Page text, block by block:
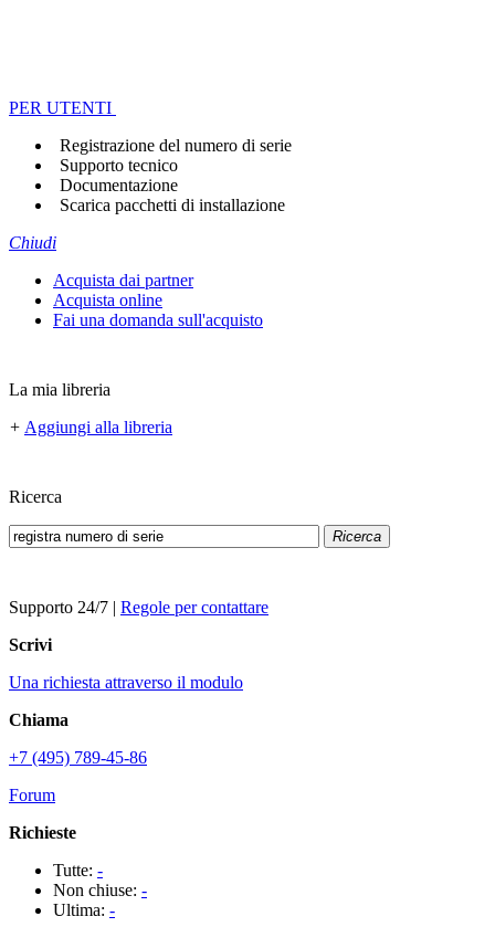
PER UTENTI
Registrazione del numero di serie
Supporto tecnico
Documentazione
Scarica pacchetti di installazione
Chiudi
Acquista dai partner
Acquista online
Fai una domanda sull'acquisto
La mia libreria
+ Aggiungi alla libreria
Ricerca
Ricerca
Supporto 24/7 | Regole per contattare
Scrivi
Una richiesta attraverso il modulo
Chiama
+7 (495) 789-45-86
Forum
Richieste
Tutte: -
Non chiuse: -
Ultima: -